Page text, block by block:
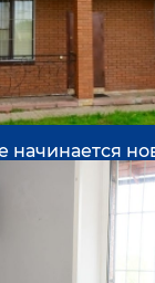
начинается